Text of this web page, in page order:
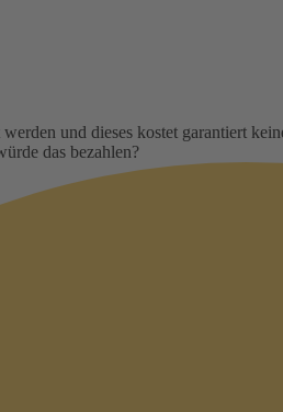
und dieses kostet garantiert
das bezahlen?